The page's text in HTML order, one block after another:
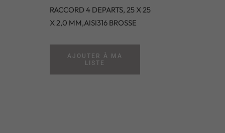
RACCORD 4 DEPARTS, 25 X 25
X 2,0 MM,AISI316 BROSSE
AJOUTER À MA
LISTE